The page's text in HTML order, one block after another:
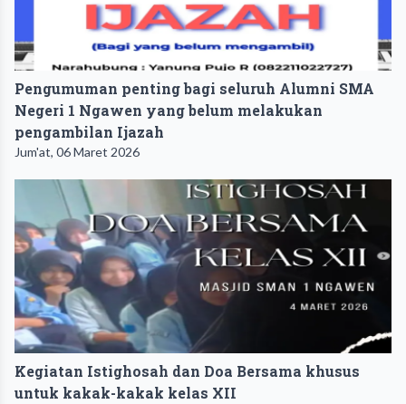
Pengumuman penting bagi seluruh Alumni SMA
Negeri 1 Ngawen yang belum melakukan
pengambilan Ijazah
Jum'at, 06 Maret 2026
Kegiatan Istighosah dan Doa Bersama khusus
untuk kakak-kakak kelas XII